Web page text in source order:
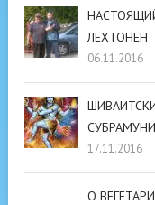
ЛЕХТОНЕН
06.11.2016
17.11.2016
О